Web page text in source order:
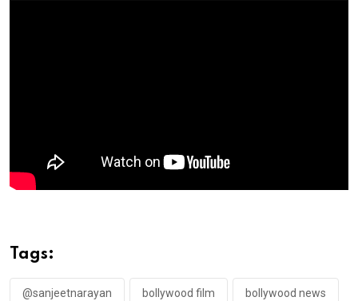
Tags:
@sanjeetnarayan bollywood film bollywood news